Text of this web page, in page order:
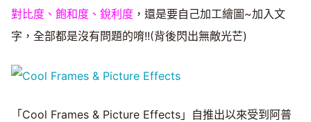
對比度、飽和度、銳利度 ，還是要自己加工繪圖~加入文
字，全部都是沒有問題的唷!!(背後閃出無敵光芒)
「Cool Frames & Picture Effects」自推出以來受到阿普